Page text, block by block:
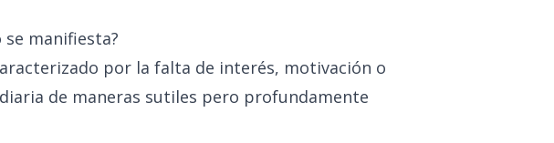
se manifiesta?
por la falta de interés, motivación o
de maneras sutiles pero profundamente